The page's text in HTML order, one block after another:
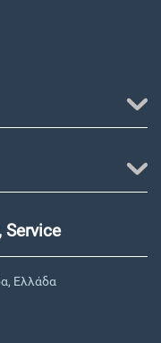
Service
Ελλάδα